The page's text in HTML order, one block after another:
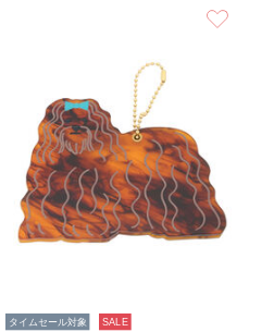
タイムセール対象 SALE